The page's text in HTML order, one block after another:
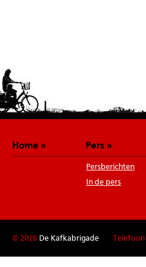
Home Pers
Persberichten
In de pers
© 2026 De Kafkabrigade Telefoon